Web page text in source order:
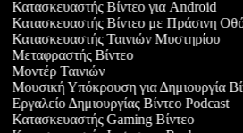
Κατασκευαστής Βίντεο για Android
Κατασκευαστής Βίντεο με Πράσινη
Κατασκευαστής Ταινιών Μυστηρίου
Μεταφραστής Βίντεο
Μοντέρ Ταινιών
Μουσική Υπόκρουση για Δημιουργία
Εργαλείο Δημιουργίας Βίντεο Podcast
Κατασκευαστής Gaming Βίντεο